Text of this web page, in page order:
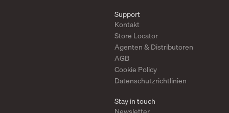
Support
Kontakt
Store Locator
Agenten & Distributoren
AGB
Cookie Policy
Datenschutzrichtlinien
Stay in touch